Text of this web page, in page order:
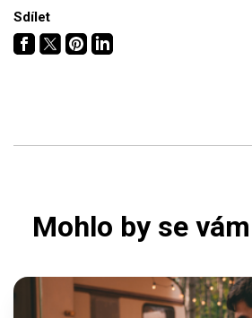
Sdílet
Mohlo by se